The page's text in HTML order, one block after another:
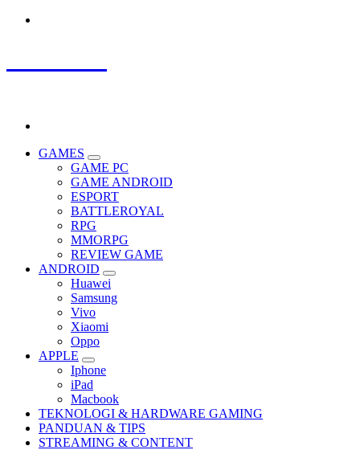
GAMES
GAME PC
GAME ANDROID
ESPORT
BATTLEROYAL
RPG
MMORPG
REVIEW GAME
ANDROID
Huawei
Samsung
Vivo
Xiaomi
Oppo
APPLE
Iphone
iPad
Macbook
TEKNOLOGI & HARDWARE GAMING
PANDUAN & TIPS
STREAMING & CONTENT